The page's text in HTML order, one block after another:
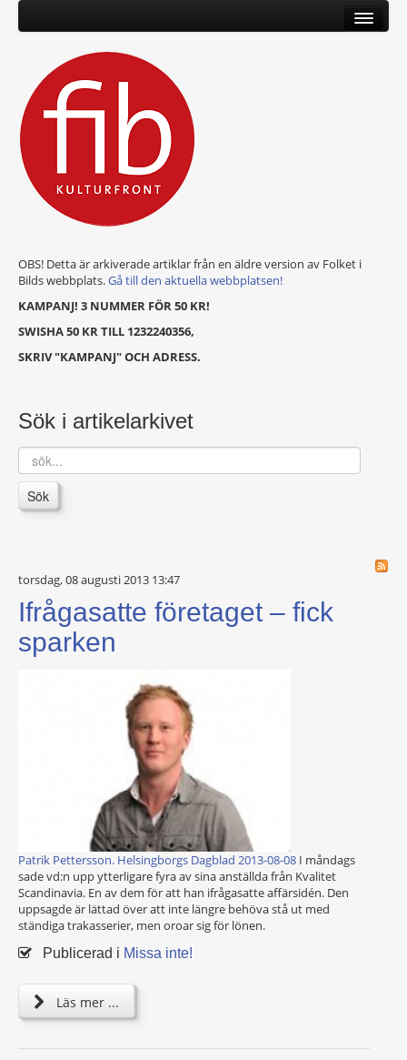
OBS! Detta är arkiverade artiklar från en äldre version av Folket i
Bilds webbplats.Gå till den aktuella webbplatsen!
KAMPANJ! 3 NUMMER FÖR 50 KR!
SWISHA 50 KR TILL 1232240356,
SKRIV "KAMPANJ" OCH ADRESS.
Sök i artikelarkivet
sök...
Sök
torsdag, 08 augusti 2013 13:47
Ifrågasatte företaget – fick
sparken
Patrik Pettersson. Helsingborgs Dagblad 2013-08-08 I måndags
sade vd:n upp ytterligare fyra av sina anställda från Kvalitet
Scandinavia. En av dem för att han ifrågasatte affärsidén. Den
uppsagde är lättad över att inte längre behöva stå ut med
ständiga trakasserier, men oroar sig för lönen.
Publicerad i Missa inte!
Läs mer ...